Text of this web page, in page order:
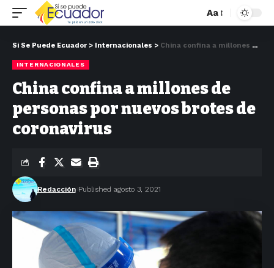
Aa
Si Se Puede Ecuador > Internacionales > China confina a millones de personas por nuevos brotes de coronavirus
INTERNACIONALES
China confina a millones de
personas por nuevos brotes de
coronavirus
Redacción Published agosto 3, 2021